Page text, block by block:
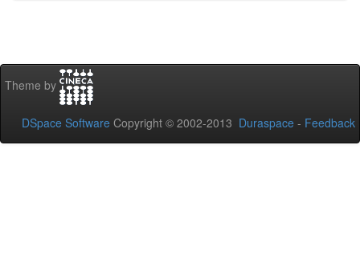
Theme by
DSpace Software Copyright © 2002-2013 Duraspace - Feedback